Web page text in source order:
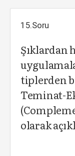
15.Soru
Şıklardan
tiplerden
Teminat-
olarak